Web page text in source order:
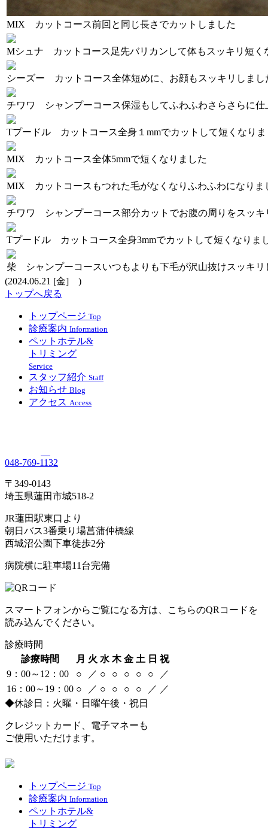
MIX カットコース前回と同じ長さでカットしました
Mシュナ カットコース足先バリカンして体もスッキリ短く
シーズー カットコース全体短めに、お顔もスッキリしまし
チワワ シャンプーコース保湿もしてふわふわさらさらに仕
Tプードル カットコース全身１mmでカットして短くなり
MIX カットコース全体5mmで短くなりました
MIX カットコース もつれた毛がなくなりふわふわになりま
チワワ シャンプーコース部分カットでお腹の周りをスッ
Tプードル カットコース全身3mmでカットして短くなりま
柴 シャンプーコースいつもよりも下毛が沢山抜けスッキリ
(2024.06.21 [金] )
トップへ戻る
トップページ Top
診療案内 Information
ペットホテル&
トリミング
Service
スタッフ紹介 Staff
お知らせ Blog
アクセス Access
048-769-1132
〒349-0143
埼玉県蓮田市城518-2
JR蓮田駅東口より
朝日バス3番乗り場菖蒲仲橋線
西城沼公園下車徒歩2分
病院横に駐車場11台完備
スマートフォンからご覧になる方は、こちらのQRコードを
読み込んでください。
診療時間
診療時間
月 火 水 木 金 土 日 祝
9：00～12：00
○ ／ ○ ○ ○ ○ ○
／
16：00～19：00 ○ ／ ○ ○ ○ ○ ／ ／
◆休診日：火曜・日曜午後・祝日
クレジットカード、電子マネーも
ご使用いただけます。
トップページ Top
診療案内 Information
ペットホテル&
トリミング